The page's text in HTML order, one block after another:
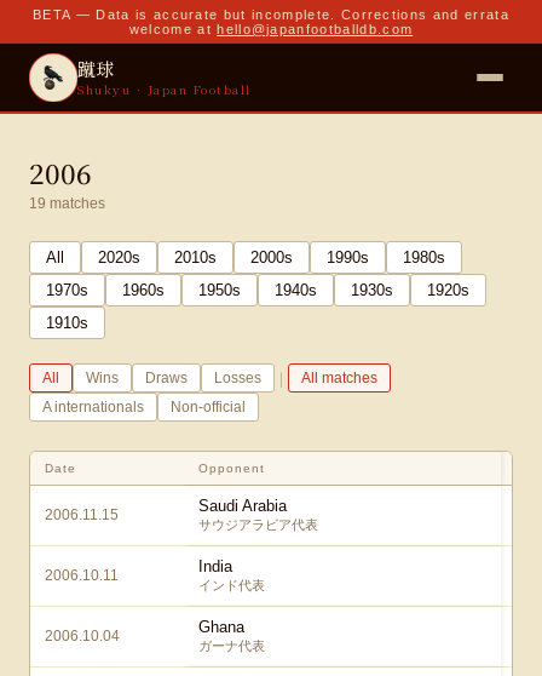
BETA — Data is accurate but incomplete. Corrections and errata
welcome at hello@japanfootballdb.com
蹴球
Shukyu · Japan Football
2006
19 matches
All 2020s 2010s 2000s 1990s 1980s
1970s 1960s 1950s 1940s 1930s 1920s
1910s
All Wins Draws Losses |
All matches
A internationals
Non-official
Date Opponent
2006.11.15 Saudi Arabia
サウジアラビア代表
2006.10.11 India
インド代表
2006.10.04 Ghana
ガーナ代表